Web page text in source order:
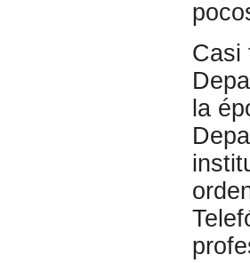
Casi
la